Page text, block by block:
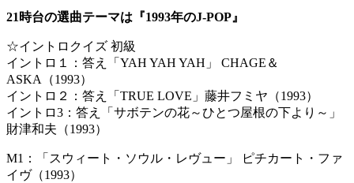
21時台の選曲テーマは『1993年のJ-POP』
☆イントロクイズ 初級
イントロ１：答え「YAH YAH YAH」 CHAGE＆
ASKA（1993）
イントロ２：答え「TRUE LOVE」藤井フミヤ（1993）
イントロ3：答え「サボテンの花～ひとつ屋根の下より～」
財津和夫（1993）
M1：「スウィート・ソウル・レヴュー」 ピチカート・ファ
イヴ（1993）